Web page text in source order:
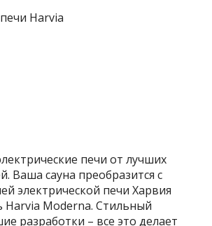
Harvia
печи от лучших
Ваша сауна преобразится с
электрической печи Харвия
Harvia Moderna. Стильный
разработки – все это делает